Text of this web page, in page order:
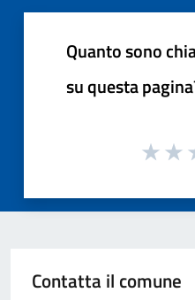
Quanto sono
su questa
Contatta il comune